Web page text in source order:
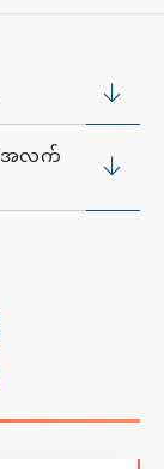
က်အလက်